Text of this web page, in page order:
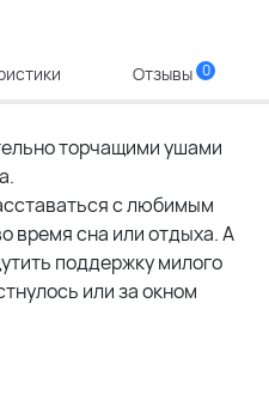
Отзывы 0
торчащими ушами
с любимым
время сна или отдыха. А
поддержку милого
или за окном